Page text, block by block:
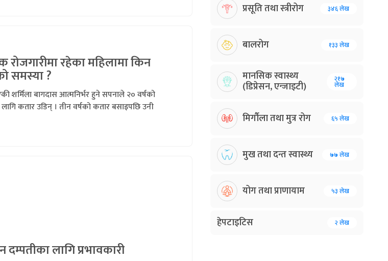
रहेका महिलामा किन
समस्या ?
शर्मिला बागदास आत्मनिर्भर हुने सपनाले २० वर्षको
कतार उडिन् । तीन वर्षको कतार बसाइपछि उनी
दम्पतीका लागि प्रभावकारी
प्रसूति तथा स्त्रीरोग ३४६ लेख
बालरोग १३३ लेख
मानसिक स्वास्थ्य
(डिप्रेसन, एन्जाइटी)
२१७
लेख
मिर्गौला तथा मुत्र रोग ६५ लेख
मुख तथा दन्त स्वास्थ्य ७७ लेख
योग तथा प्राणायाम ५३ लेख
हेपटाइटिस २ लेख